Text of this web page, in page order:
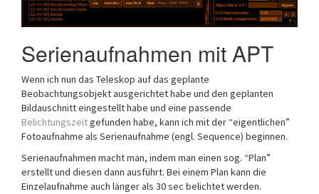
Serienaufnahmen mit APT
Wenn ich nun das Teleskop auf das geplante
Beobachtungsobjekt ausgerichtet habe und den geplanten
Bildauschnitt eingestellt habe und eine passende
Belichtungszeitgefunden habe, kann ich mit der “eigentlichen”
Fotoaufnahme als Serienaufnahme (engl. Sequence) beginnen.
Serienaufnahmen macht man, indem man einen sog. “Plan”
erstellt und diesen dann ausführt. Bei einem Plan kann die
Einzelaufnahme auch länger als 30 sec belichtet werden.